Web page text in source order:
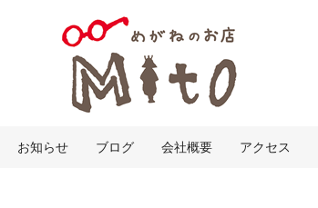
お知らせ ブログ 会社概要 アクセス